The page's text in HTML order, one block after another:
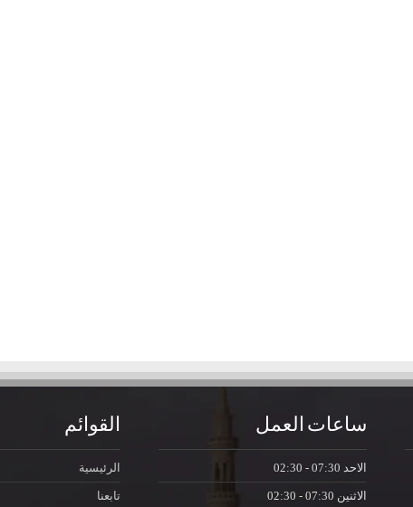
ساعات العمل
الاحد
الاثنين
القوائم
الرئيسية
تابعنا